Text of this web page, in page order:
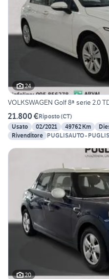
24
VOLKSWAGEN Golf 8ª serie 2.0
21.800 €Riposto(CT)
Usato
02/2021 49762 Km
Rivenditore
20